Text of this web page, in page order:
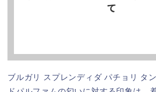
ブルガリ スプレンディダ パチョリ タ